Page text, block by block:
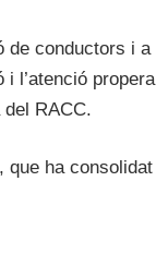
de conductors i a
l’atenció propera
RACC.
, que ha consolidat